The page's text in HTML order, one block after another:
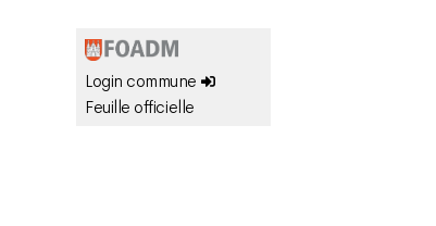
Login commune
Feuille officielle